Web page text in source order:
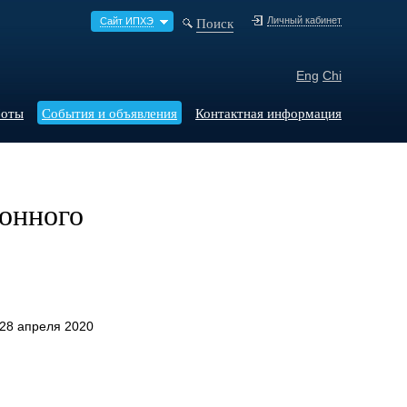
Личный кабинет
Поиск
Сайт ИПХЭ
Eng Chi
События и объявления Контактная информация
апреля 2020